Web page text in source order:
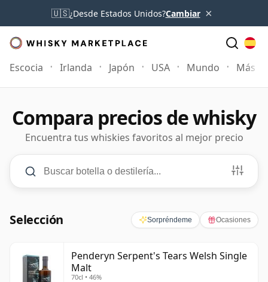
🇺🇸¿Desde Estados Unidos?Cambiar ×
Escocia Irlanda Japón USA Mundo Más
Compara precios de whisky
Encuentra tus whiskies favoritos al mejor precio
Búsqueda y filtros
Buscar botella o destilería
PRECIO €0–€500+ EDAD 3–50+años
Sorpréndeme Ocasiones
Selección
Penderyn Serpent's Tears Welsh Single
Malt
70cl • 46%